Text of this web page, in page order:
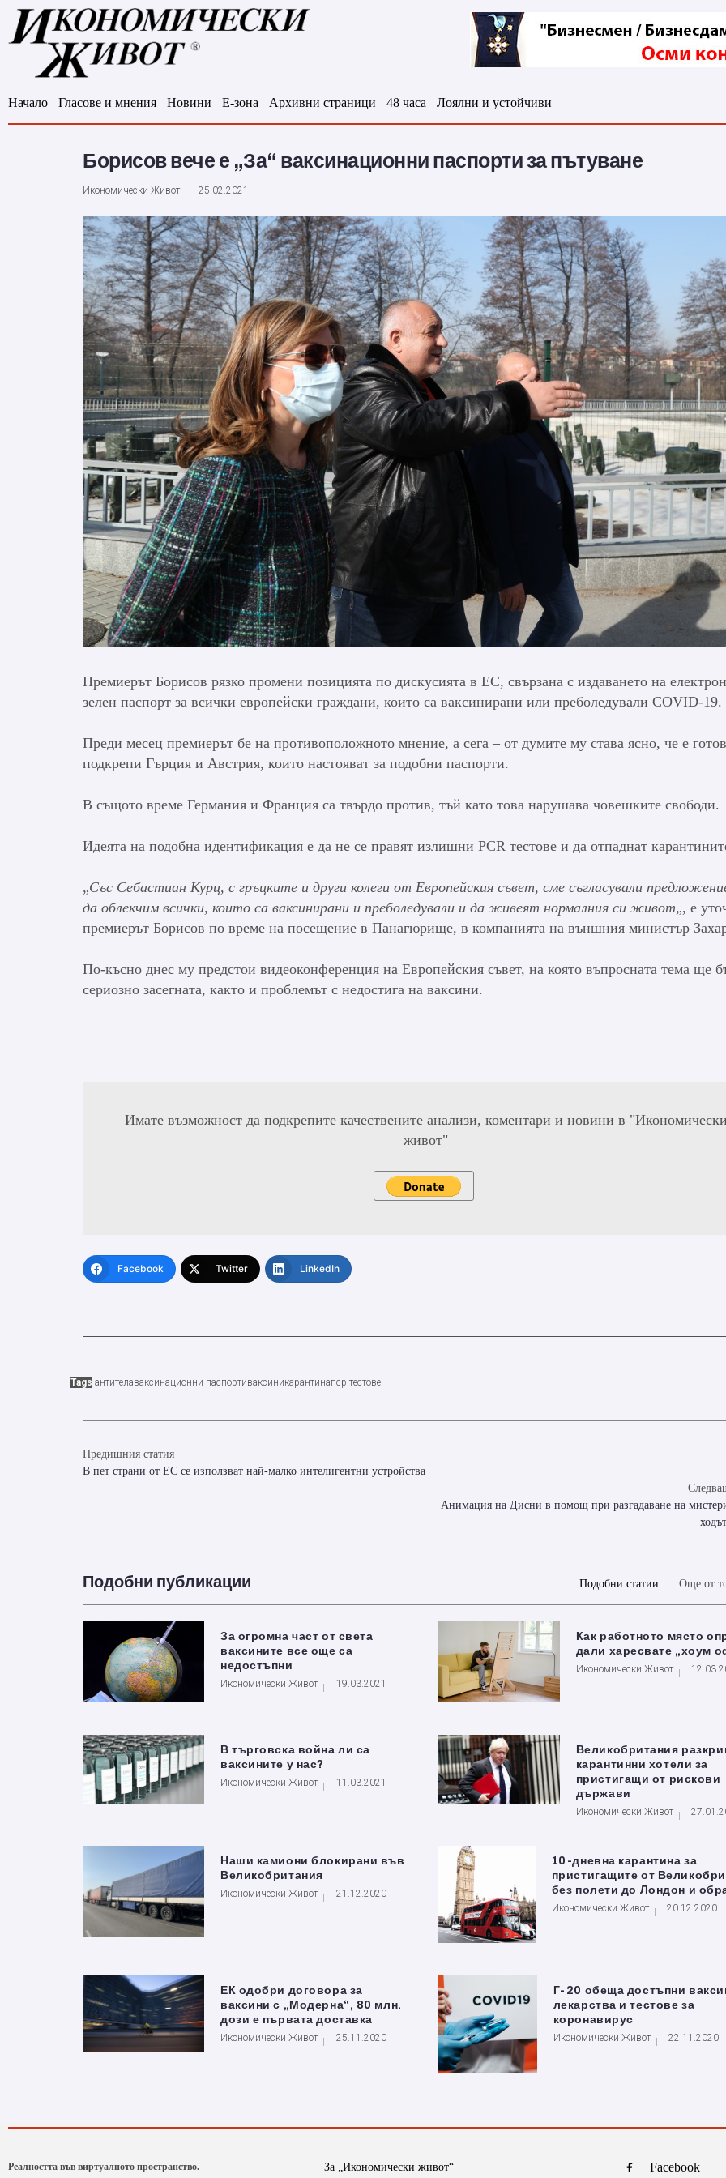
Начало Гласове и мнения Новини Е-зона Архивни страници 48 часа Лоялни и устойчиви
Борисов вече е „За“ ваксинационни паспорти за пътуване
Икономически Живот 25.02.2021
Премиерът Борисов рязко промени позицията по дискусията в ЕС, свързана с издаването на
зелен паспорт за всички европейски граждани, които са ваксинирани или преболедували COVID-19.
Преди месец премиерът бе на противоположното мнение, а сега – от думите му става ясно, че е
подкрепи Гърция и Австрия, които настояват за подобни паспорти.
В същото време Германия и Франция са твърдо против, тъй като това нарушава човешките свободи.
Идеята на подобна идентификация е да не се правят излишни PCR тестове и да отпаднат
„Със Себастиан Курц, с гръцките и други колеги от Европейския съвет, сме съгласували
да облекчим всички, които са ваксинирани и преболедували и да живеят нормалния си живот„, е
премиерът Борисов по време на посещение в Панагюрище, в компанията на външния министър
По-късно днес му предстои видеоконференция на Европейския съвет, на която въпросната тема ще
сериозно засегната, както и проблемът с недостига на ваксини.
Имате възможност да подкрепите качествените анализи, коментари и новини в
живот"
Facebook Twitter LinkedIn
Tags антителаваксинационни паспортиваксиникарантинапср тестове
Предишния статия
В пет страни от ЕС се използват най-малко интелигентни устройства
Анимация на Дисни в помощ при разгадаване на
Подобни публикации Подобни статии Още от
За огромна част от света
ваксините все още са
недостъпни
Икономически Живот 19.03.2021
Как работното място
дали харесвате „хоум
Икономически Живот
В търговска война ли са
ваксините у нас?
Икономически Живот 11.03.2021
Великобритания
карантинни хотели за
пристигащи от рискови
държави
Икономически Живот
Наши камиони блокирани във
Великобритания
Икономически Живот 21.12.2020
10-дневна карантина за
пристигащите от
без полети до Лондон и
Икономически Живот 20.12.2020
ЕК одобри договора за
ваксини с „Модерна“, 80 млн.
дози е първата доставка
Икономически Живот 25.11.2020
Г-20 обеща достъпни
лекарства и тестове за
коронавирус
Икономически Живот 22.11.2020
Реалността във виртуалното пространство. За „Икономически живот“ Facebook